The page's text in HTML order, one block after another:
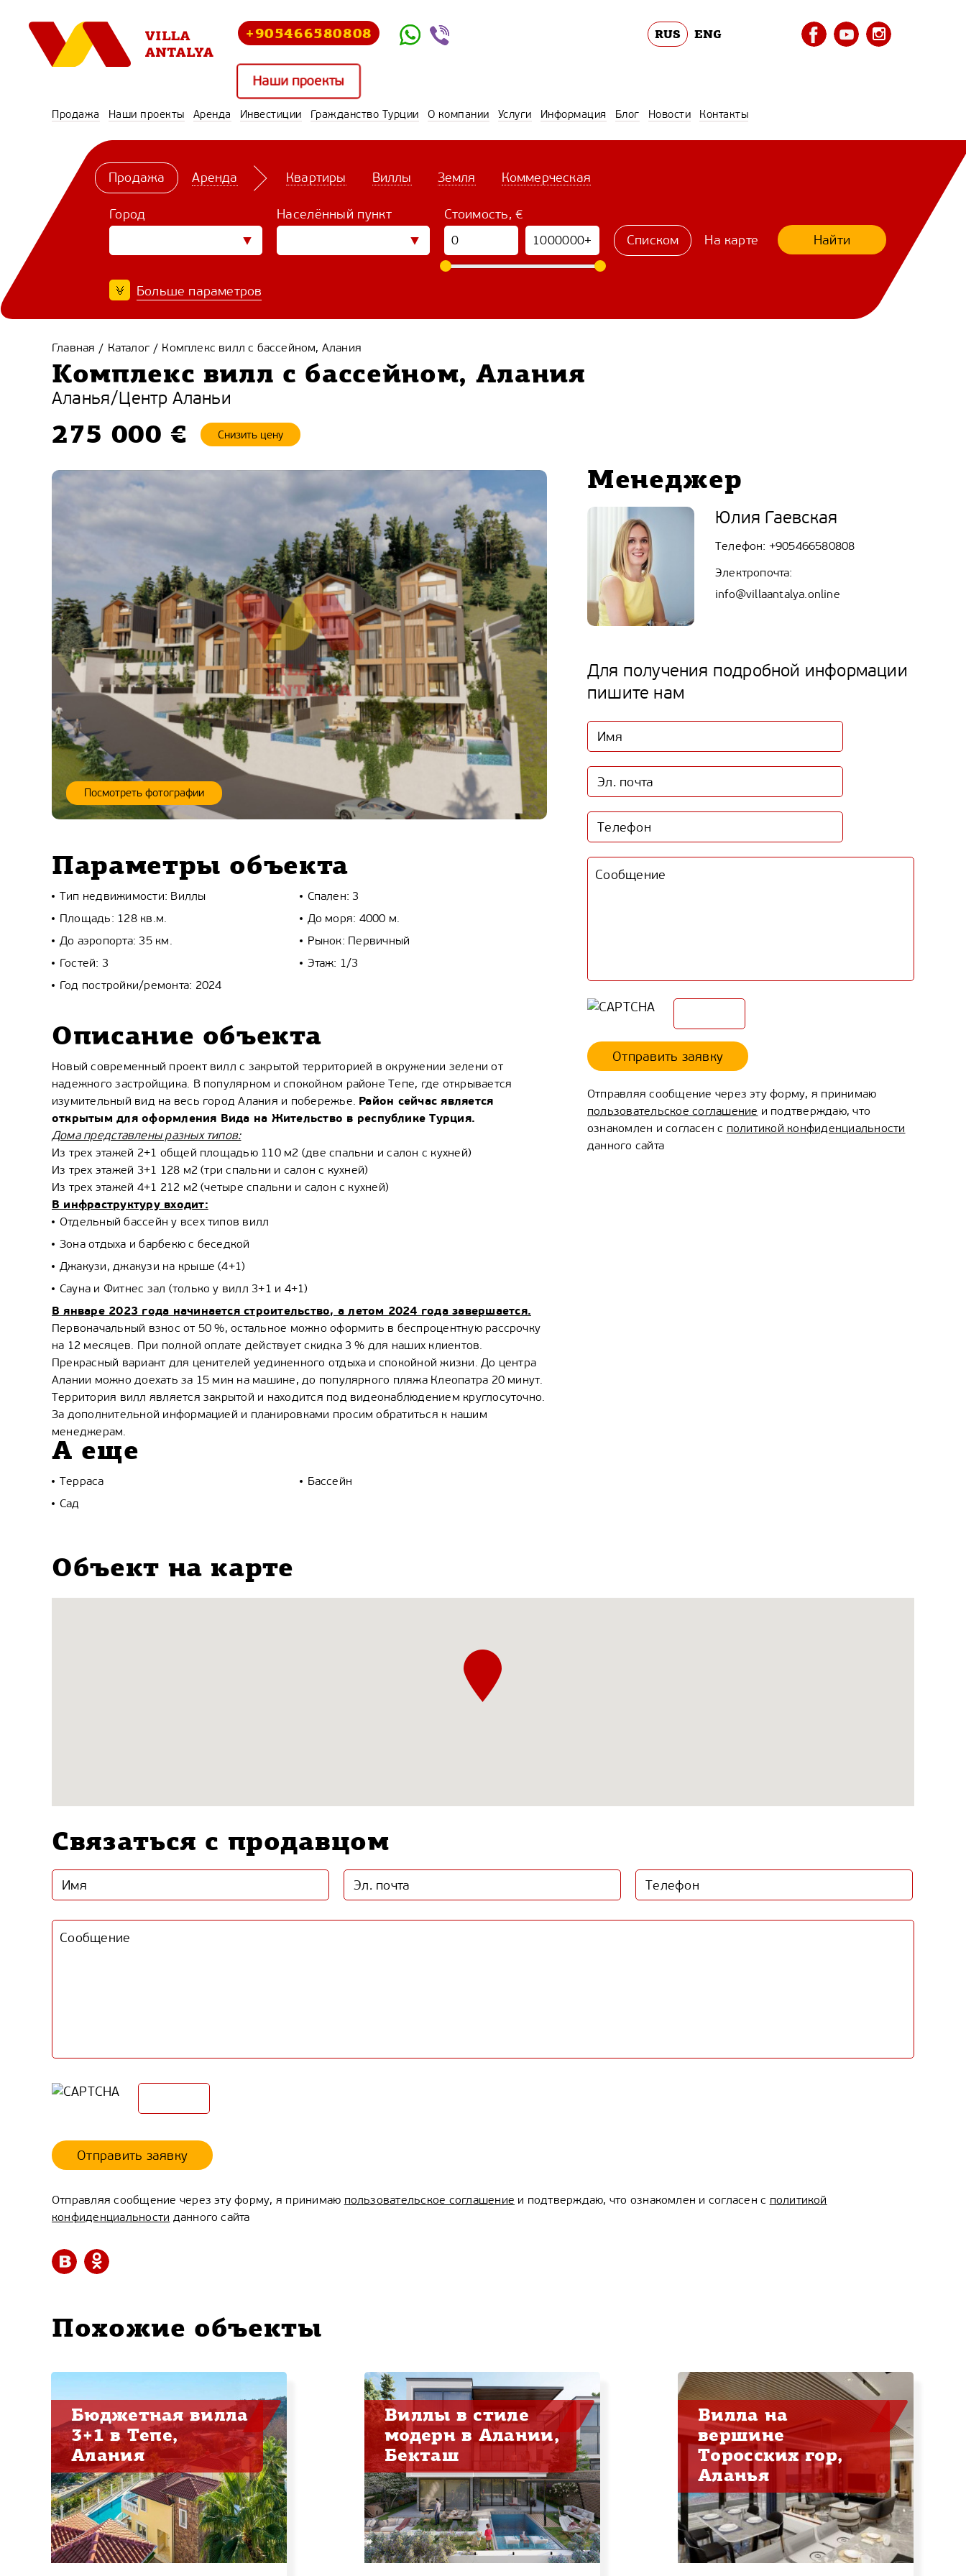
+905466580808
Наши проекты
RUS ENG
Продажа Наши проекты Аренда Инвестиции Гражданство Турции О компании Услуги Информация Блог Новости Контакты
Квартиры Виллы Земля Коммерческая
Продажа Аренда
Город Населённый пункт
Стоимость, €
Списком
На карте Найти
Больше параметров
Главная / Каталог / Комплекс вилл с бассейном, Алания
Комплекс вилл с бассейном, Алания
Аланья/Центр Аланьи
275 000 € Снизить цену
Посмотреть фотографии
Параметры объекта
Тип недвижимости: Виллы
Спален: 3
Площадь: 128 кв.м.
До моря: 4000 м.
До аэропорта: 35 км.
Рынок: Первичный
Гостей: 3
Этаж: 1/3
Год постройки/ремонта: 2024
Описание объекта
Новый современный проект вилл с закрытой территорией в окружении зелени от
надежного застройщика. В популярном и спокойном районе Тепе, где открывается
изумительный вид на весь город Алания и побережье. Район сейчас является
открытым для оформления Вида на Жительство в республике Турция.
Дома представлены разных типов:
Из трех этажей 2+1 общей площадью 110 м2 (две спальни и салон с кухней)
Из трех этажей 3+1 128 м2 (три спальни и салон с кухней)
Из трех этажей 4+1 212 м2 (четыре спальни и салон с кухней)
В инфраструктуру входит:
Отдельный бассейн у всех типов вилл
Зона отдыха и барбекю с беседкой
Джакузи, джакузи на крыше (4+1)
Сауна и Фитнес зал (только у вилл 3+1 и 4+1)
В январе 2023 года начинается строительство, а летом 2024 года завершается.
Первоначальный взнос от 50 %, остальное можно оформить в беспроцентную рассрочку
на 12 месяцев. При полной оплате действует скидка 3 % для наших клиентов.
Прекрасный вариант для ценителей уединенного отдыха и спокойной жизни. До центра
Алании можно доехать за 15 мин на машине, до популярного пляжа Клеопатра 20 минут.
Территория вилл является закрытой и находится под видеонаблюдением круглосуточно.
За дополнительной информацией и планировками просим обратиться к нашим
менеджерам.
А еще
Терраса
Бассейн
Сад
Менеджер
Юлия Гаевская
Телефон: +905466580808
Электропочта:
info@villaantalya.online
Для получения подробной информации
пишите нам
Отправить заявку
Отправляя сообщение через эту форму, я принимаю
пользовательское соглашение и подтверждаю, что
ознакомлен и согласен с политикой конфиденциальности
данного сайта
Объект на карте
Связаться с продавцом
Отправить заявку
Отправляя сообщение через эту форму, я принимаю пользовательское соглашение и подтверждаю, что ознакомлен и согласен с политикой
конфиденциальности данного сайта
Похожие объекты
Бюджетная вилла
3+1 в Тепе,
Алания
Виллы в стиле
модерн в Алании,
Бекташ
Вилла на
вершине
Торосских гор,
Аланья